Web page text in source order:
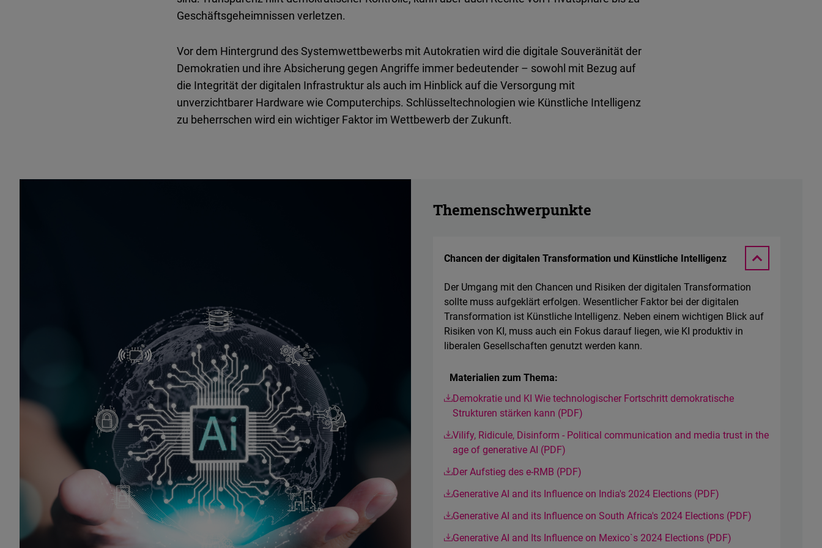
Geschäftsgeheimnissen verletzen.
Vor dem Hintergrund des Systemwettbewerbs mit Autokratien wird die digitale Souveränität der
Demokratien und ihre Absicherung gegen Angriffe immer bedeutender – sowohl mit Bezug auf
die Integrität der digitalen Infrastruktur als auch im Hinblick auf die Versorgung mit
unverzichtbarer Hardware wie Computerchips. Schlüsseltechnologien wie Künstliche Intelligenz
zu beherrschen wird ein wichtiger Faktor im Wettbewerb der Zukunft.
Themenschwerpunkte
Chancen der digitalen Transformation und Künstliche Intelligenz
Der Umgang mit den Chancen und Risiken der digitalen Transformation
sollte muss aufgeklärt erfolgen. Wesentlicher Faktor bei der digitalen
Transformation ist Künstliche Intelligenz. Neben einem wichtigen Blick auf
Risiken von KI, muss auch ein Fokus darauf liegen, wie KI produktiv in
liberalen Gesellschaften genutzt werden kann.
Materialien zum Thema:
Demokratie und KI Wie technologischer Fortschritt demokratische
Strukturen stärken kann (PDF)
Vilify, Ridicule, Disinform - Political communication and media trust in the
age of generative AI (PDF)
Der Aufstieg des e-RMB (PDF)
Generative AI and its Influence on India's 2024 Elections (PDF)
Generative AI and its Influence on South Africa's 2024 Elections (PDF)
Generative AI and Its Influence on Mexico`s 2024 Elections (PDF)
Flickr
Newsletter2go
Embed
Podigee
Embed
Typeform